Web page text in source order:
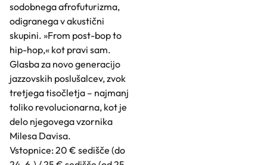
sodobnega afrofuturizma,
odigranega v akustični
skupini. »From post-bop to
hip-hop,« kot pravi sam.
Glasba za novo generacijo
jazzovskih poslušalcev, zvok
tretjega tisočletja – najmanj
toliko revolucionarna, kot je
delo njegovega vzornika
Milesa Davisa.
Vstopnice: 20 € sedišče (do